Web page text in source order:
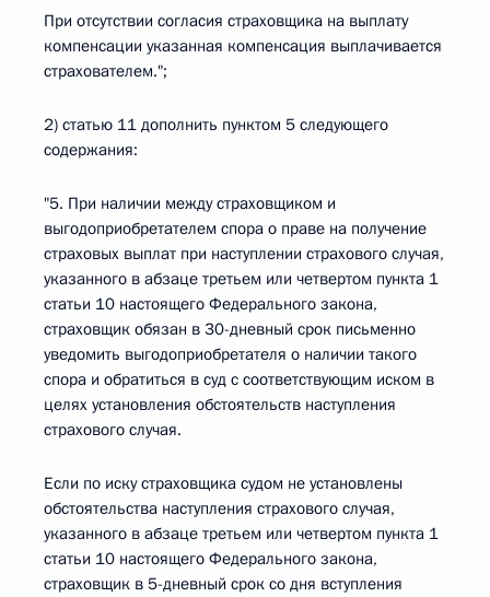
При отсутствии согласия страховщика на выплату
компенсации указанная компенсация выплачивается
страхователем.";
2) статью 11 дополнить пунктом 5 следующего
содержания:
"5. При наличии между страховщиком и
выгодоприобретателем спора о праве на получение
страховых выплат при наступлении страхового случая,
указанного в абзаце третьем или четвертом пункта 1
статьи 10 настоящего Федерального закона,
страховщик обязан в 30-дневный срок письменно
уведомить выгодоприобретателя о наличии такого
спора и обратиться в суд с соответствующим иском в
целях установления обстоятельств наступления
страхового случая.
Если по иску страховщика судом не установлены
обстоятельства наступления страхового случая,
указанного в абзаце третьем или четвертом пункта 1
статьи 10 настоящего Федерального закона,
страховщик в 5-дневный срок со дня вступления